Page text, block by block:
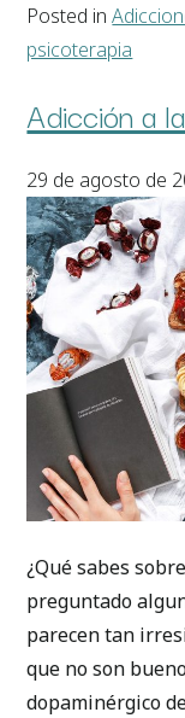
Posted in
psicoterapia
Adicción a
29 de agosto de
¿Qué sabes
preguntado
parecen tan
que no son
dopaminérgico